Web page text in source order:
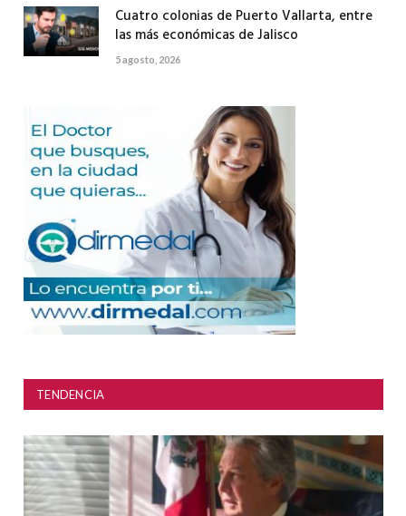
Cuatro colonias de Puerto Vallarta, entre
las más económicas de Jalisco
5 agosto, 2026
TENDENCIA